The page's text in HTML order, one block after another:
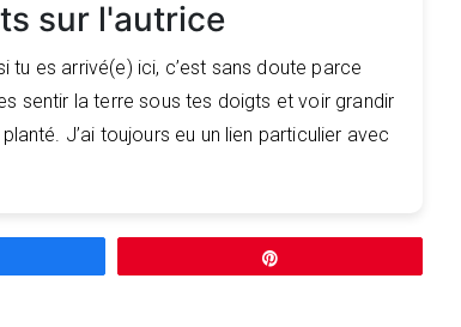
sur l'autrice
tu es arrivé(e) ici, c’est sans doute parce
sentir la terre sous tes doigts et voir grandir
J’ai toujours eu un lien particulier avec